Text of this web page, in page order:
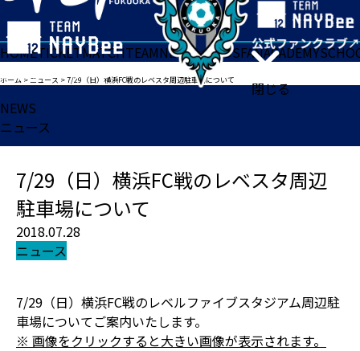
閉じる
HOMETICKETMATCHTEAMNEWSGOODSFANACADEMY
ホーム >ニュース >7/29（日）横浜FC戦のレベスタ周辺駐車場について
NEWS
ニュース
7/29（日）横浜FC戦のレベスタ周辺
駐車場について
2018.07.28
ニュース
7/29（日）横浜FC戦のレベルファイブスタジアム周辺駐
車場についてご案内いたします。
※ 画像をクリックすると大きい画像が表示されます。